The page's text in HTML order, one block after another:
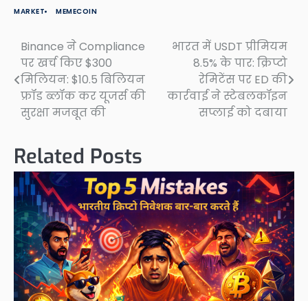
MARKET MEMECOIN
Post
navigation
Binance ने Compliance
पर खर्च किए $300
मिलियन: $10.5 बिलियन
फ्रॉड ब्लॉक कर यूजर्स की
सुरक्षा मजबूत की
भारत में USDT प्रीमियम
8.5% के पार: क्रिप्टो
रेमिटेंस पर ED की
कार्रवाई ने स्टेबलकॉइन
सप्लाई को दबाया
Related Posts